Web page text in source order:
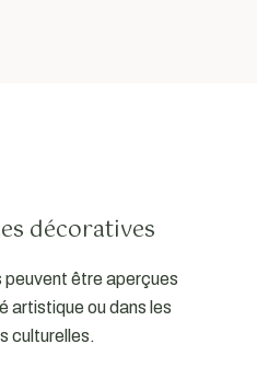
décoratives
peuvent être aperçues
artistique ou dans les
culturelles.